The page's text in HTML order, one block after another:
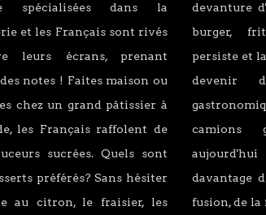
spécialisées dans la
et les Français sont rivés
leurs écrans, prenant
notes ! Faites maison ou
chez un grand pâtissier à
les Français raffolent de
sucrées. Quels sont
préférés? Sans hésiter
au citron, le fraisier, les
devanture
burger,
persiste et
devenir
camions
davantage
fusion, de